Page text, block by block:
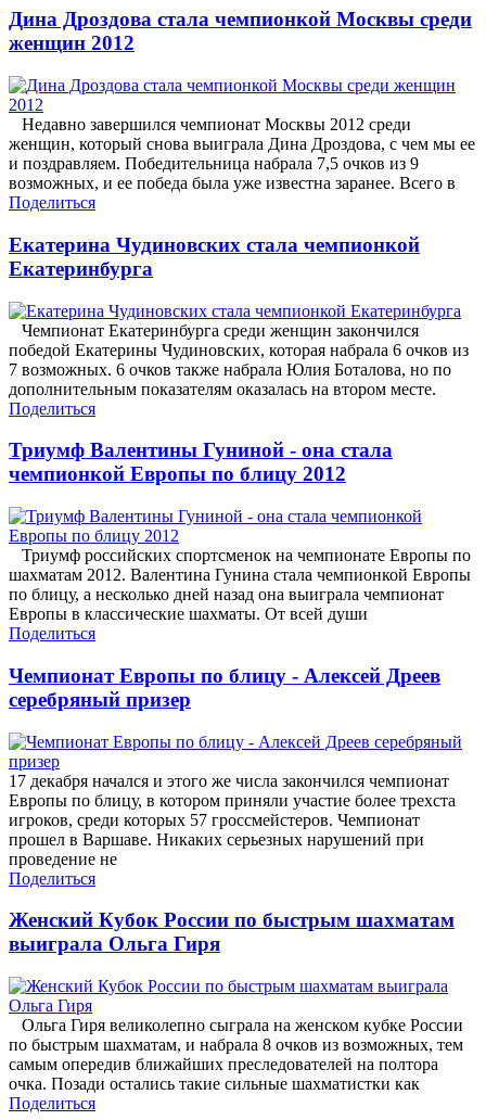
Дина Дроздова стала чемпионкой Москвы среди
женщин 2012
Недавно завершился чемпионат Москвы 2012 среди
женщин, который снова выиграла Дина Дроздова, с чем мы ее
и поздравляем. Победительница набрала 7,5 очков из 9
возможных, и ее победа была уже известна заранее. Всего в
Поделиться
Екатерина Чудиновских стала чемпионкой
Екатеринбурга
Чемпионат Екатеринбурга среди женщин закончился
победой Екатерины Чудиновских, которая набрала 6 очков из
7 возможных. 6 очков также набрала Юлия Боталова, но по
дополнительным показателям оказалась на втором месте.
Поделиться
Триумф Валентины Гуниной - она стала
чемпионкой Европы по блицу 2012
Триумф российских спортсменок на чемпионате Европы по
шахматам 2012. Валентина Гунина стала чемпионкой Европы
по блицу, а несколько дней назад она выиграла чемпионат
Европы в классические шахматы. От всей души
Поделиться
Чемпионат Европы по блицу - Алексей Дреев
серебряный призер
17 декабря начался и этого же числа закончился чемпионат
Европы по блицу, в котором приняли участие более трехста
игроков, среди которых 57 гроссмейстеров. Чемпионат
прошел в Варшаве. Никаких серьезных нарушений при
проведение не
Поделиться
Женский Кубок России по быстрым шахматам
выиграла Ольга Гиря
Ольга Гиря великолепно сыграла на женском кубке России
по быстрым шахматам, и набрала 8 очков из возможных, тем
самым опередив ближайших преследователей на полтора
очка. Позади остались такие сильные шахматистки как
Поделиться